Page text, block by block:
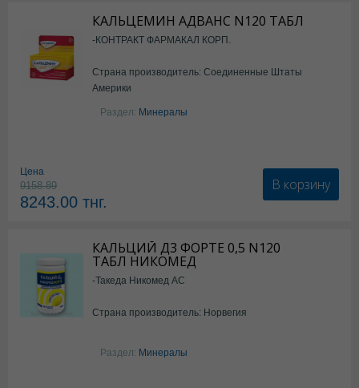
КАЛЬЦЕМИН АДВАНС N120 ТАБЛ
-КОНТРАКТ ФАРМАКАЛ КОРП.
Страна производитель: Соединенные Штаты
Америки
Раздел: Минералы
Цена
9158.89
8243.00 тнг.
В корзину
КАЛЬЦИЙ Д3 ФОРТЕ 0,5 N120
ТАБЛ НИКОМЕД
-Такеда Никомед АС
Страна производитель: Норвегия
Раздел: Минералы